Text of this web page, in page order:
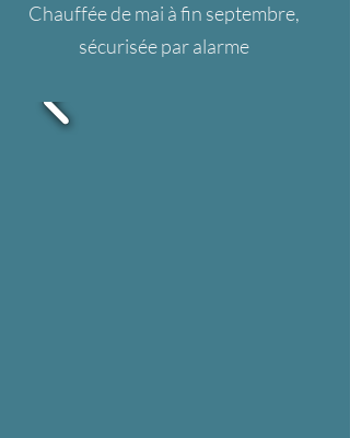
Chauffée de mai à fin septembre,
sécurisée par alarme